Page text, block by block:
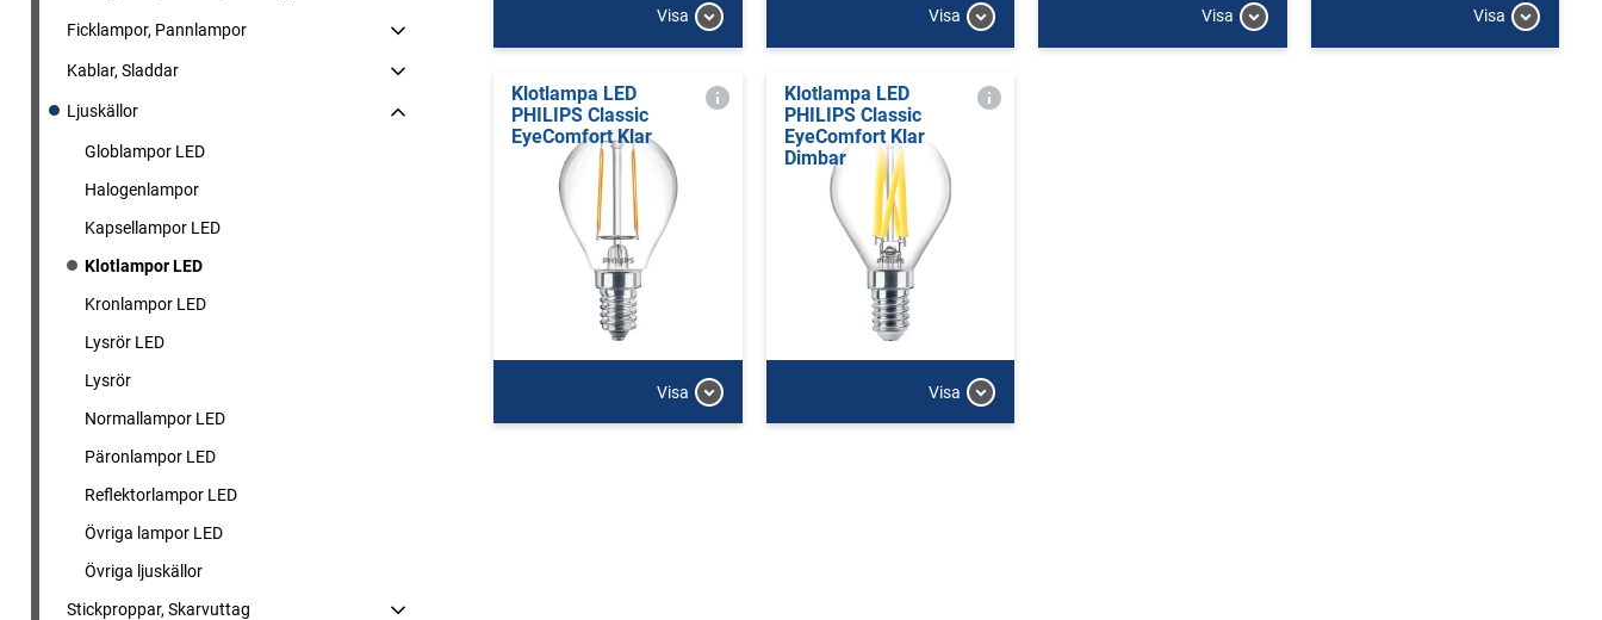
Ficklampor, Pannlampor
Kablar, Sladdar
Ljuskällor
Globlampor LED
Halogenlampor
Kapsellampor LED
Klotlampor LED
Kronlampor LED
Lysrör LED
Lysrör
Normallampor LED
Päronlampor LED
Reflektorlampor LED
Övriga lampor LED
Övriga ljuskällor
Stickproppar, Skarvuttag
Visa Visa Visa Visa
Klotlampa LED
PHILIPS Classic
EyeComfort Klar
Visa
Klotlampa LED
PHILIPS Classic
EyeComfort Klar
Dimbar
Visa